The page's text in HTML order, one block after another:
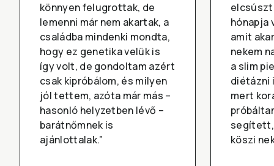
könnyen felugrottak, de
lemenni már nem akartak, a
családba mindenki mondta,
hogy ez genetika velük is
így volt, de gondoltam azért
csak kipróbálom, és milyen
jól tettem, azóta már más –
hasonló helyzetben lévő –
barátnőmnek is
ajánlottalak.”
hónapja
amit
nekem
a slim
diétázni
mert
segített,
köszi